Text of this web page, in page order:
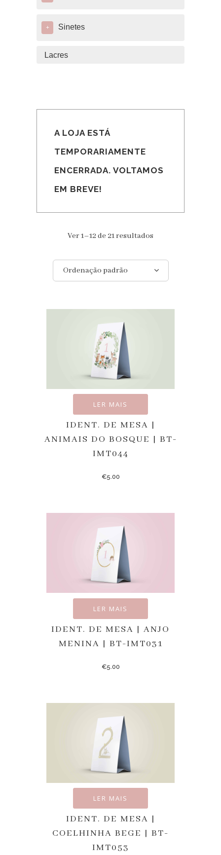
+ Sinetes
Lacres
A LOJA ESTÁ
TEMPORARIAMENTE
ENCERRADA. VOLTAMOS
EM BREVE!
Ver 1–12 de 21 resultados
Ordenação padrão
LER MAIS
IDENT. DE MESA |
ANIMAIS DO BOSQUE | BT-
IMT044
€5.00
LER MAIS
IDENT. DE MESA | ANJO
MENINA | BT-IMT031
€5.00
LER MAIS
IDENT. DE MESA |
COELHINHA BEGE | BT-
IMT053